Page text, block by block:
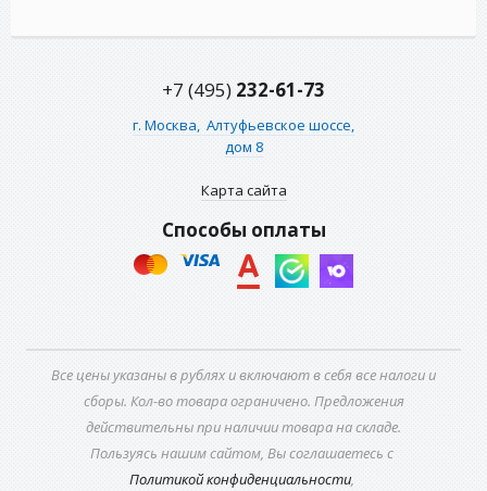
+7 (495) 232-61-73
г. Москва, Алтуфьевское шоссе,
дом 8
Карта сайта
Способы оплаты
Все цены указаны в рублях и включают в себя все налоги и
сборы. Кол-во товара ограничено. Предложения
действительны при наличии товара на складе.
Пользуясь нашим сайтом, Вы соглашаетесь с
Политикой конфиденциальности,